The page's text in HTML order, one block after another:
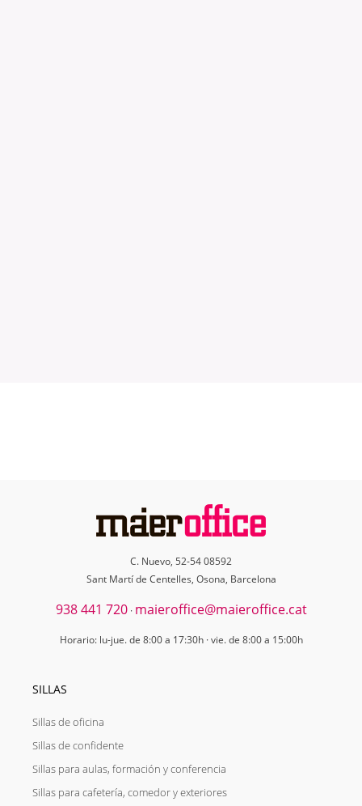
C. Nuevo, 52-54 08592
Sant Martí de Centelles, Osona, Barcelona
938 441 720· maieroffice@maieroffice.cat
Horario: lu-jue. de 8:00 a 17:30h · vie. de 8:00 a 15:00h
SILLAS
Sillas de oficina
Sillas de confidente
Sillas para aulas, formación y conferencia
Sillas para cafetería, comedor y exteriores